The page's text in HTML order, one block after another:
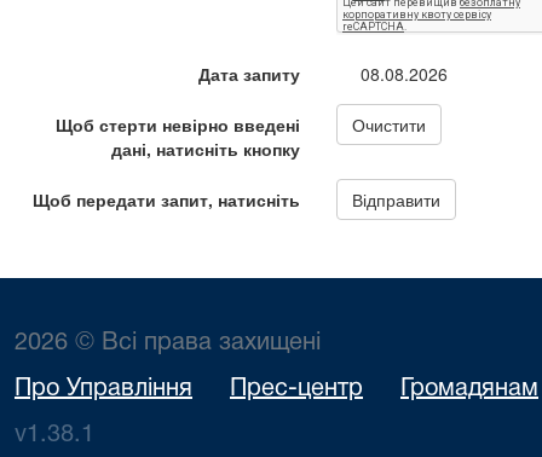
2026 © Всі права захищені
Про Управління Прес-центр Громадянам
v1.38.1